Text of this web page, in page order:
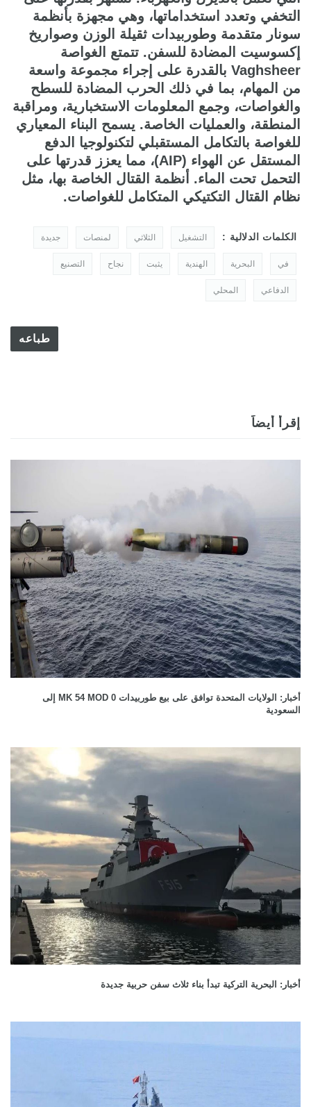
التخفي وتعدد استخداماتها، وهي مجهزة بأنظمة
سونار متقدمة وطوربيدات ثقيلة الوزن وصواريخ
إكسوسيت المضادة للسفن. تتمتع الغواصة
Vaghsheer بالقدرة على إجراء مجموعة واسعة
من المهام، بما في ذلك الحرب المضادة للسطح
والغواصات، وجمع المعلومات الاستخبارية، ومراقبة
المنطقة، والعمليات الخاصة. يسمح البناء المعياري
للغواصة بالتكامل المستقبلي لتكنولوجيا الدفع
المستقل عن الهواء (AIP)، مما يعزز قدرتها على
التحمل تحت الماء. أنظمة القتال الخاصة بها، مثل
نظام القتال التكتيكي المتكامل للغواصات.
الكلمات الدلالية : التشغيل الثلاثي لمنصات جديدة
في البحرية الهندية يثبت نجاح التصنيع
الدفاعي المحلي
طباعه
إقرأ أيضاً
أخبار: الولايات المتحدة توافق على بيع طوربيدات MK 54 MOD 0 إلى
السعودية
أخبار: البحرية التركية تبدأ بناء ثلاث سفن حربية جديدة